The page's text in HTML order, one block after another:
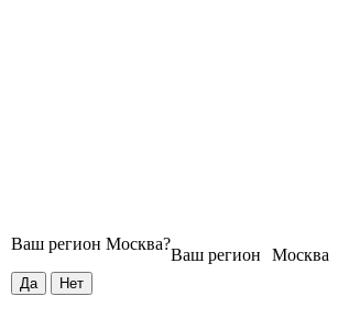
Москва
Ваш регион
Ваш регион Москва?